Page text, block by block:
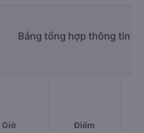
Bảng tổng hợp thông tin
Giờ
Điểm